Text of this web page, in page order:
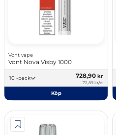
Vont vape
Vont Nova Visby 1000
10 -pack 728,90 kr
72,89 kr/st
Köp